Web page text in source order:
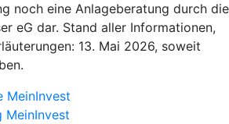
noch eine Anlageberatung durch die
eG dar. Stand aller Informationen,
13. Mai 2026, soweit
MeinInvest
MeinInvest